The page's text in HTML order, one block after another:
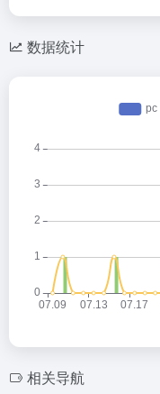
数据统计
相关导航